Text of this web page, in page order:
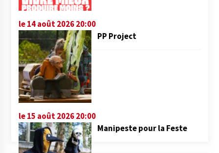
le 14 août 2026 20:00
PP Project
le 15 août 2026 20:00
Manipeste pour la Feste